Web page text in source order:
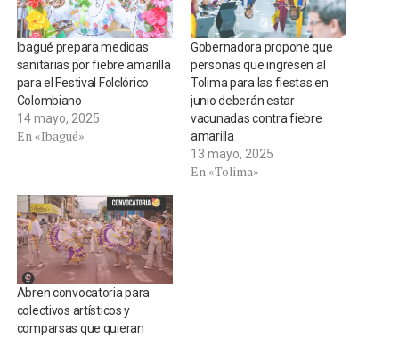
Ibagué prepara medidas
sanitarias por fiebre amarilla
para el Festival Folclórico
Colombiano
14 mayo, 2025
En «Ibagué»
Gobernadora propone que
personas que ingresen al
Tolima para las fiestas en
junio deberán estar
vacunadas contra fiebre
amarilla
13 mayo, 2025
En «Tolima»
Abren convocatoria para
colectivos artísticos y
comparsas que quieran